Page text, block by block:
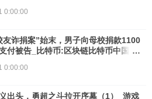
0:00:00
友诈捐案”始末，男子向母校捐款1100
付被告_比特币:区块链比特币中国官
0:00:00
出头，勇超之斗拉开序幕（1）_游戏